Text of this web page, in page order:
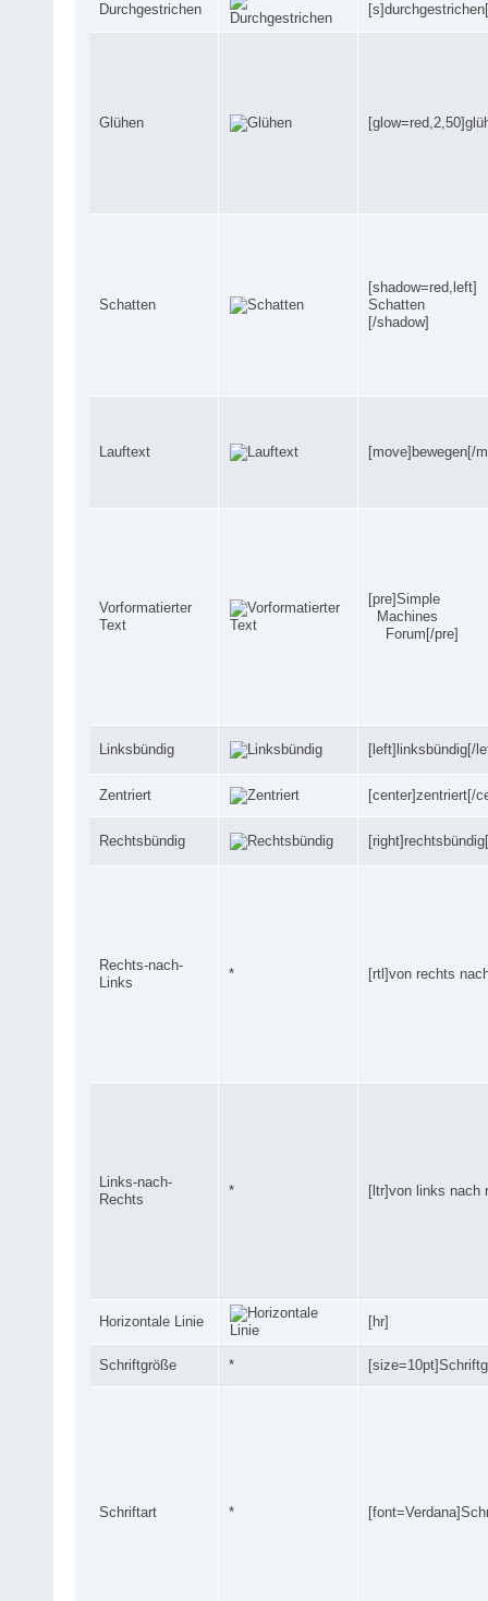
Durchgestrichen
Glühen
Schatten
[shadow=red,left]
Schatten
[/shadow]
Lauftext [move]bewegen[/
Vorformatierter
Text
[pre]Simple
Machines
Forum[/pre]
Linksbündig [left]linksbündig[/
Zentriert [center]zentriert[/
Rechtsbündig
Rechts-nach-
Links
* [rtl]von rechts
Links-nach-
Rechts
* [ltr]von links nach
Horizontale Linie [hr]
Schriftgröße *
Schriftart *